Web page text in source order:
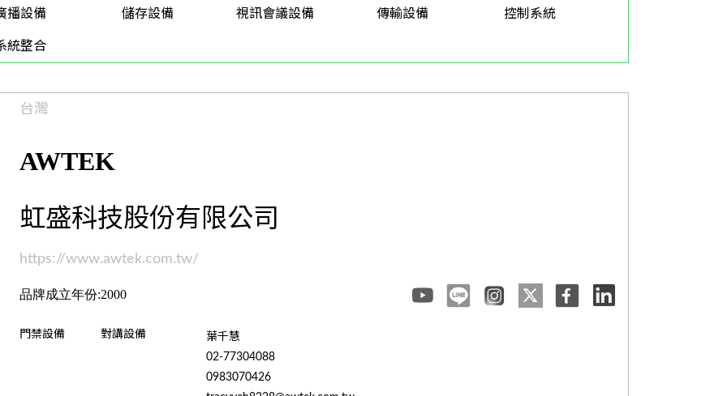
播設備
儲存設備 視訊會議設備 傳輸設備
控制系統
統整合
台灣
AWTEK
虹盛科技股份有限公司
https://www.awtek.com.tw/
品牌成立年份:2000
門禁設備 對講設備
葉千慧
02-77304088
0983070426